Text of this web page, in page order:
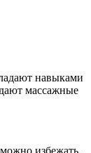
навыками
массажные